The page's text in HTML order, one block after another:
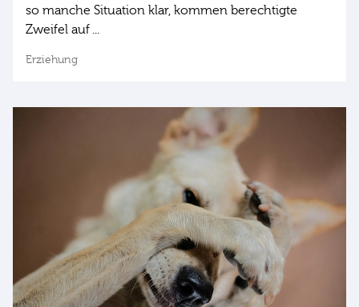
so manche Situation klar, kommen berechtigte
Zweifel auf ...
Erziehung